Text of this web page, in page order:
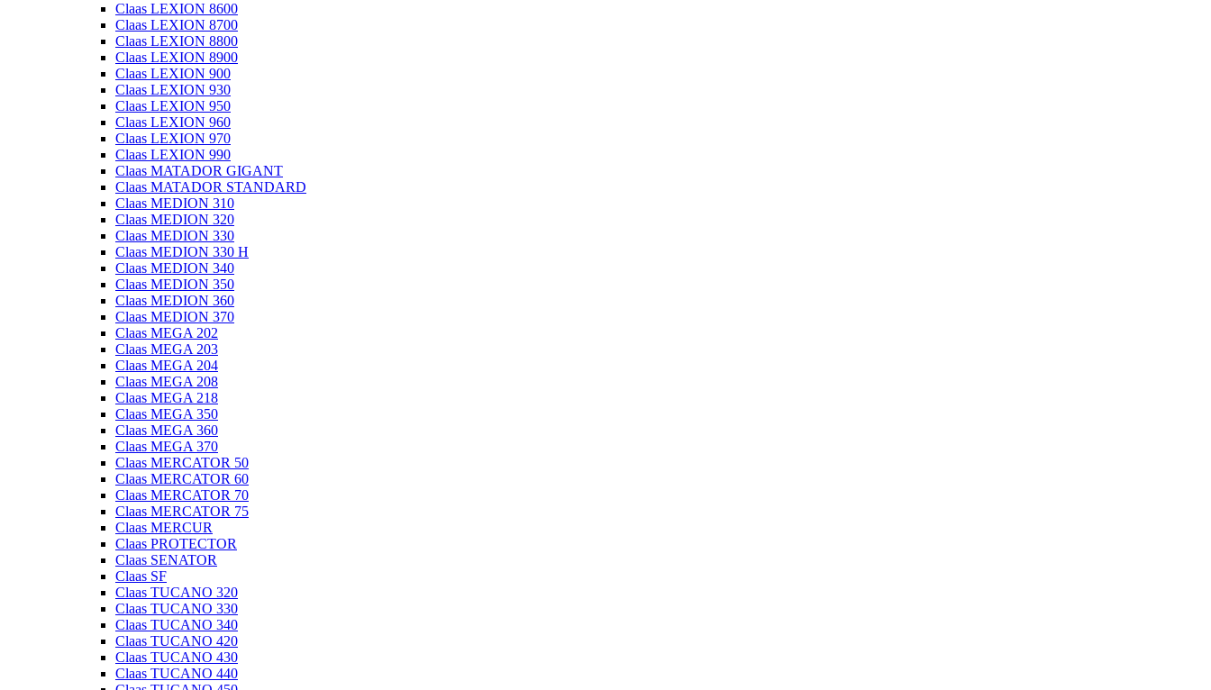
Claas LEXION 8600
Claas LEXION 8700
Claas LEXION 8800
Claas LEXION 8900
Claas LEXION 900
Claas LEXION 930
Claas LEXION 950
Claas LEXION 960
Claas LEXION 970
Claas LEXION 990
Claas MATADOR GIGANT
Claas MATADOR STANDARD
Claas MEDION 310
Claas MEDION 320
Claas MEDION 330
Claas MEDION 330 H
Claas MEDION 340
Claas MEDION 350
Claas MEDION 360
Claas MEDION 370
Claas MEGA 202
Claas MEGA 203
Claas MEGA 204
Claas MEGA 208
Claas MEGA 218
Claas MEGA 350
Claas MEGA 360
Claas MEGA 370
Claas MERCATOR 50
Claas MERCATOR 60
Claas MERCATOR 70
Claas MERCATOR 75
Claas MERCUR
Claas PROTECTOR
Claas SENATOR
Claas SF
Claas TUCANO 320
Claas TUCANO 330
Claas TUCANO 340
Claas TUCANO 420
Claas TUCANO 430
Claas TUCANO 440